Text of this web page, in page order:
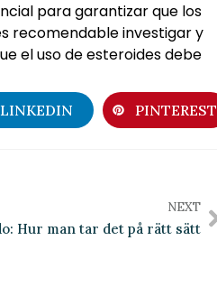
para garantizar que los
recomendable investigar y
el uso de esteroides debe
LINKEDIN PINTEREST
NEXT
Hur man tar det på rätt sätt